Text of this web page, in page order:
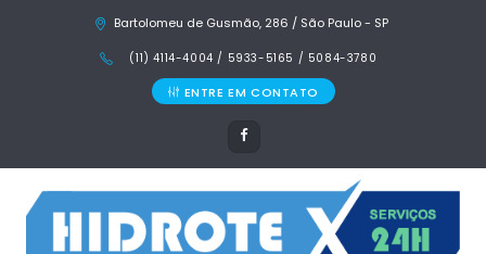
Bartolomeu de Gusmão, 286 / São Paulo - SP
(11) 4114-4004 / 5933-5165 / 5084-3780
ENTRE EM CONTATO